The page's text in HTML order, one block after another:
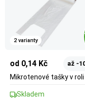
2 varianty
od 0,14 Kč až -
Mikrotenové tašky v roli
Skladem